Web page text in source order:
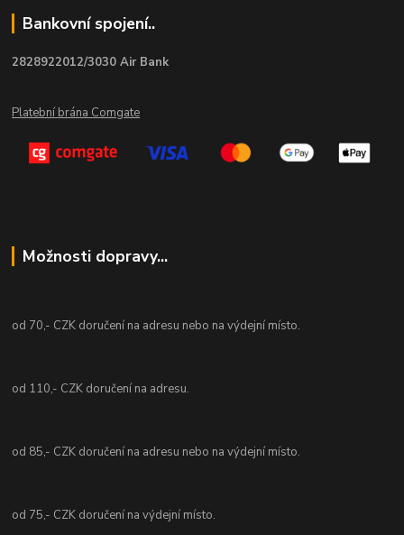
Bankovní spojení..
2828922012/3030 Air Bank
Platební brána Comgate
Možnosti dopravy...
od 70,- CZK doručení na adresu nebo na výdejní místo.
od 110,- CZK doručení na adresu.
od 85,- CZK doručení na adresu nebo na výdejní místo.
od 75,- CZK doručení na výdejní místo.